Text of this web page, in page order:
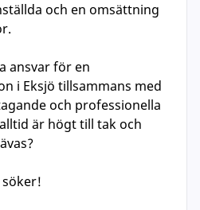
och en omsättning
ansvar för en
i Eksjö tillsammans med
och professionella
är högt till tak och
söker!